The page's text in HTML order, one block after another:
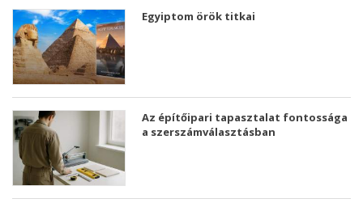
Egyiptom örök titkai
Az építőipari tapasztalat fontossága
a szerszámválasztásban